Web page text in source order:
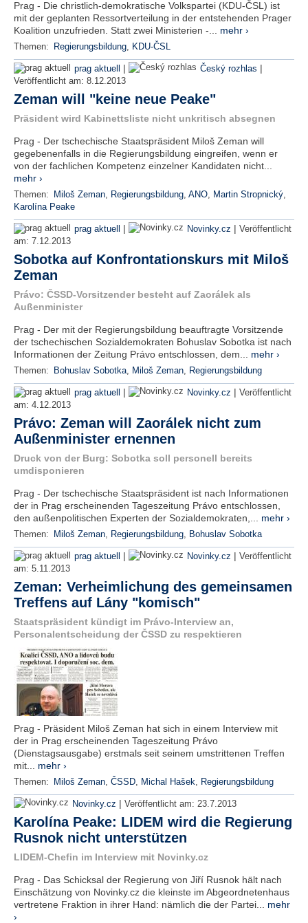
Prag - Die christlich-demokratische Volkspartei (KDU-ČSL) ist
mit der geplanten Ressortverteilung in der entstehenden Prager
Koalition unzufrieden. Statt zwei Ministerien -... mehr ›
Themen: Regierungsbildung, KDU-ČSL
prag aktuell | Český rozhlas |
Veröffentlicht am: 8.12.2013
Zeman will "keine neue Peake"
Präsident wird Kabinettsliste nicht unkritisch absegnen
Prag - Der tschechische Staatspräsident Miloš Zeman will
gegebenenfalls in die Regierungsbildung eingreifen, wenn er
von der fachlichen Kompetenz einzelner Kandidaten nicht...
mehr ›
Themen: Miloš Zeman, Regierungsbildung, ANO, Martin Stropnický,
Karolína Peake
prag aktuell | Novinky.cz | Veröffentlicht
am: 7.12.2013
Sobotka auf Konfrontationskurs mit Miloš
Zeman
Právo: ČSSD-Vorsitzender besteht auf Zaorálek als
Außenminister
Prag - Der mit der Regierungsbildung beauftragte Vorsitzende
der tschechischen Sozialdemokraten Bohuslav Sobotka ist nach
Informationen der Zeitung Právo entschlossen, dem... mehr ›
Themen: Bohuslav Sobotka, Miloš Zeman, Regierungsbildung
prag aktuell | Novinky.cz | Veröffentlicht
am: 4.12.2013
Právo: Zeman will Zaorálek nicht zum
Außenminister ernennen
Druck von der Burg: Sobotka soll personell bereits
umdisponieren
Prag - Der tschechische Staatspräsident ist nach Informationen
der in Prag erscheinenden Tageszeitung Právo entschlossen,
den außenpolitischen Experten der Sozialdemokraten,... mehr ›
Themen: Miloš Zeman, Regierungsbildung, Bohuslav Sobotka
prag aktuell | Novinky.cz | Veröffentlicht
am: 5.11.2013
Zeman: Verheimlichung des gemeinsamen
Treffens auf Lány "komisch"
Staatspräsident kündigt im Právo-Interview an,
Personalentscheidung der ČSSD zu respektieren
Prag - Präsident Miloš Zeman hat sich in einem Interview mit
der in Prag erscheinenden Tageszeitung Právo
(Dienstagsausgabe) erstmals seit seinem umstrittenen Treffen
mit... mehr ›
Themen: Miloš Zeman, ČSSD, Michal Hašek, Regierungsbildung
Novinky.cz | Veröffentlicht am: 23.7.2013
Karolína Peake: LIDEM wird die Regierung
Rusnok nicht unterstützen
LIDEM-Chefin im Interview mit Novinky.cz
Prag - Das Schicksal der Regierung von Jiří Rusnok hält nach
Einschätzung von Novinky.cz die kleinste im Abgeordnetenhaus
vertretene Fraktion in ihrer Hand: nämlich die der Partei... mehr
›